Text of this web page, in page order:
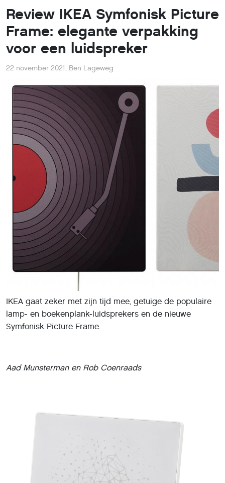
Review IKEA Symfonisk Picture
Frame: elegante verpakking
voor een luidspreker
22 november 2021, Ben Lageweg
IKEA gaat zeker met zijn tijd mee, getuige de populaire
lamp- en boekenplank-luidsprekers en de nieuwe
Symfonisk Picture Frame.
Aad Munsterman en Rob Coenraads